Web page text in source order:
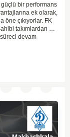
güçlü bir performans
ek olarak,
öne çıkıyorlar. FK
takımlardan biri
devam
önüne
Bu faktörlerle